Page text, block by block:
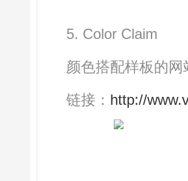
5. Color Claim
颜色搭配样板的网
链接： http://